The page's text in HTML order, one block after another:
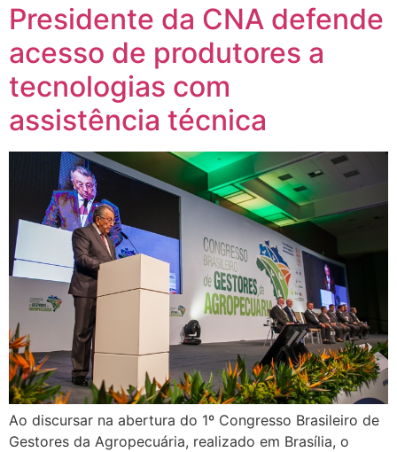
Presidente da CNA defende
acesso de produtores a
tecnologias com
assistência técnica
Ao discursar na abertura do 1º Congresso Brasileiro de
Gestores da Agropecuária, realizado em Brasília, o